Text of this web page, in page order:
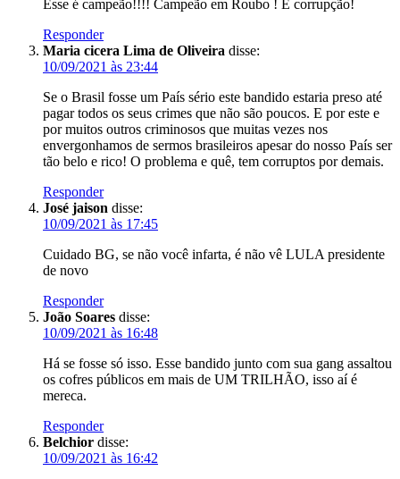
Esse é campeão!!!! Campeão em Roubo ! E corrupção!
Responder
Maria cicera Lima de Oliveira disse:
10/09/2021 às 23:44
Se o Brasil fosse um País sério este bandido estaria preso até
pagar todos os seus crimes que não são poucos. E por este e
por muitos outros criminosos que muitas vezes nos
envergonhamos de sermos brasileiros apesar do nosso País ser
tão belo e rico! O problema e quê, tem corruptos por demais.
Responder
José jaison disse:
10/09/2021 às 17:45
Cuidado BG, se não você infarta, é não vê LULA presidente
de novo
Responder
João Soares disse:
10/09/2021 às 16:48
Há se fosse só isso. Esse bandido junto com sua gang assaltou
os cofres públicos em mais de UM TRILHÃO, isso aí é
mereca.
Responder
Belchior disse:
10/09/2021 às 16:42